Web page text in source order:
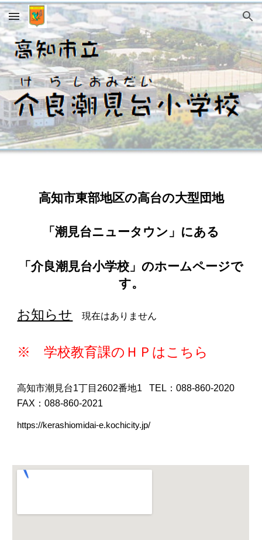
Skip to main content Skip to navigation
高知市東部地区の高台の大型団地
「潮見台ニュータウン」にある
「介良潮見台小学校」のホームページで
す。
お知らせ 現在はありません
※ 学校教育課のＨＰはこちら
高知市潮見台1丁目2602番地1 TEL：088-860-2020
FAX：088-860-2021
https://kerashiomidai-e.kochicity.jp/